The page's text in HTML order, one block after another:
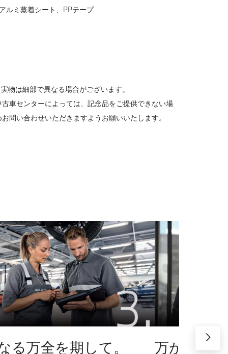
ルミ蒸着シート、PPテープ
物は細部で異なる場合がございます。
車センターによっては、記念品をご提供できない場
問い合わせいただきますようお願いいたします。
る万全を期して。 万が一の